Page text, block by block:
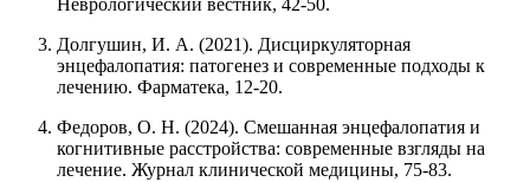
Долгушин, И. А. (2021). Дисциркуляторная
энцефалопатия: патогенез и современные подходы к
лечению. Фарматека, 12-20.
Федоров, О. Н. (2024). Смешанная энцефалопатия и
когнитивные расстройства: современные взгляды на
лечение. Журнал клинической медицины, 75-83.